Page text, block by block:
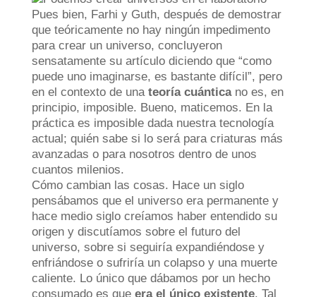
Pues bien, Farhi y Guth, después de demostrar
que teóricamente no hay ningún impedimento
para crear un universo, concluyeron
sensatamente su artículo diciendo que “como
puede uno imaginarse, es bastante difícil”, pero
en el contexto de una teoría cuánticano es, en
principio, imposible. Bueno, maticemos. En la
práctica es imposible dada nuestra tecnología
actual; quién sabe si lo será para criaturas más
avanzadas o para nosotros dentro de unos
cuantos milenios.
Cómo cambian las cosas. Hace un siglo
pensábamos que el universo era permanente y
hace medio siglo creíamos haber entendido su
origen y discutíamos sobre el futuro del
universo, sobre si seguiría expandiéndose y
enfriándose o sufriría un colapso y una muerte
caliente. Lo único que dábamos por un hecho
consumado es que era el único existente. Tal